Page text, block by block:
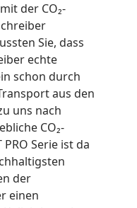
der CO₂-
Sie, dass
echte
schon durch
aus den
uns nach
CO₂-
Serie ist da
der
einen